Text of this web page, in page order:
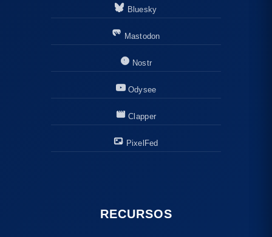
Bluesky
Mastodon
Nostr
Odysee
Clapper
PixelFed
RECURSOS